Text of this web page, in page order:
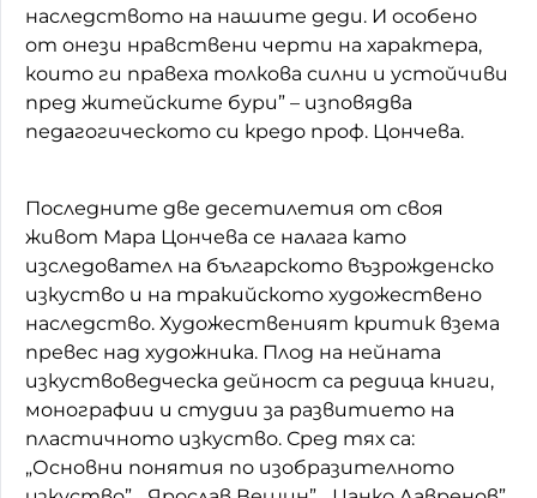
наследството на нашите деди. И особено
от онези нравствени черти на характера,
които ги правеха толкова силни и устойчиви
пред житейските бури” – изповядва
педагогическото си кредо проф. Цончева.
Последните две десетилетия от своя
живот Мара Цончева се налага като
изследовател на българското възрожденско
изкуство и на тракийското художествено
наследство. Художественият критик взема
превес над художника. Плод на нейната
изкуствоведческа дейност са редица книги,
монографии и студии за развитието на
пластичното изкуство. Сред тях са:
„Основни понятия по изобразителното